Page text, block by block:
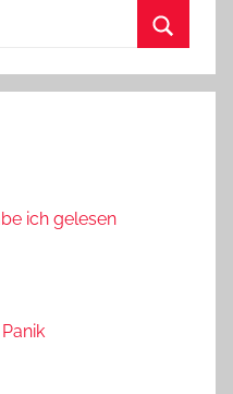
ich gelesen